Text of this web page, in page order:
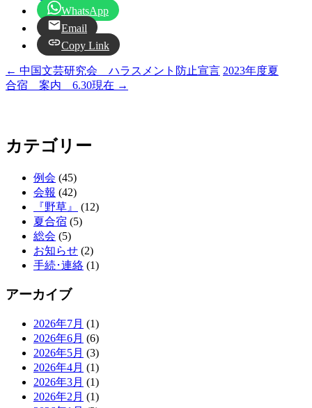
カテゴリー
例会 (45)
会報 (42)
『野草』
(12)
夏合宿 (5)
総会 (5)
お知らせ (2)
手続･連絡 (1)
アーカイブ
2026年7月 (1)
2026年6月 (6)
2026年5月 (3)
2026年4月 (1)
2026年3月 (1)
2026年2月 (1)
WhatsApp
Email
Copy Link
← 中国文芸研究会 ハラスメント防止宣言 2023年度夏
合宿 案内 6.30現在 →